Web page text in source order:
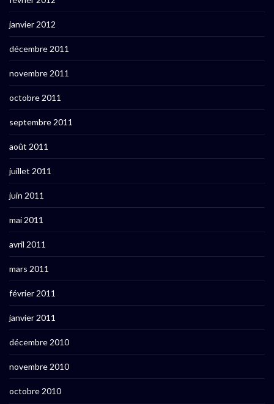
janvier 2012
décembre 2011
novembre 2011
octobre 2011
septembre 2011
août 2011
juillet 2011
juin 2011
mai 2011
avril 2011
mars 2011
février 2011
janvier 2011
décembre 2010
novembre 2010
octobre 2010